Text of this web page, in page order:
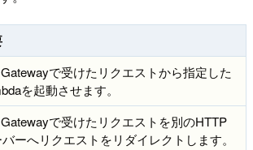
で受けたリクエストから指定した
を起動させます。
で受けたリクエストを別のHTTP
ーへリクエストをリダイレクトします。